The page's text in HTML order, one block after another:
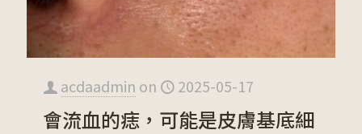
acdaadmin on 2025-05-17
會流血的痣，可能是皮膚基底細